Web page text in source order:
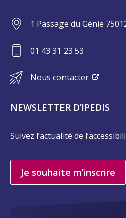
1 Passage du Génie
01 43 31 23 53
Nous contacter
NEWSLETTER D’IPEDIS
Suivez l’actualité de
Je souhaite m’inscrire